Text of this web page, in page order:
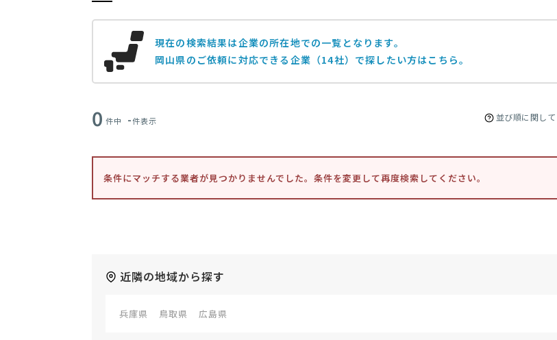
現在の検索結果は企業の所在地での一覧となります。
岡山県のご依頼に対応できる企業（14社）で探したい方はこちら。
0 件中 -件表示 並び順に関して
条件にマッチする業者が見つかりませんでした。条件を変更して再度検索してください。
近隣の地域から探す
兵庫県 鳥取県 広島県